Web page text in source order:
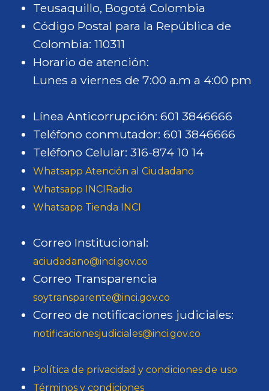
Teusaquillo, Bogotá Colombia
Código Postal para la República de
Colombia: 110311
Horario de atención:
Lunes a viernes de 7:00 a.m a 4:00 pm
Línea Anticorrupción: 601 3846666
Teléfono conmutador: 601 3846666
Teléfono Celular: 316-874 10 14
Whatsapp Atención al Ciudadano
Whatsapp INCIRadio
Whatsapp Tienda INCI
Correo Institucional:
aciudadano@inci.gov.co
Correo Transparencia
soytransparente@inci.gov.co
Correo de notificaciones judiciales:
notificacionesjudiciales@inci.gov.co
Política de privacidad y condiciones de uso
Términos y condiciones